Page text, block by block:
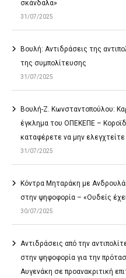
σκάνδαλα»
31/07/2025
Βουλή: Αντιδράσεις της
της συμπολίτευσης
31/07/2025
Βουλή-Ζ. Κωνσταντοπούλου:
έγκλημα του ΟΠΕΚΕΠΕ –
καταφέρετε να μην ελεγχτείτε
31/07/2025
Κόντρα Μηταράκη με
στην ψηφοφορία – «Ουδείς
30/07/2025
Αντιδράσεις από την
στην ψηφοφορία για την
Αυγενάκη σε προανακριτική